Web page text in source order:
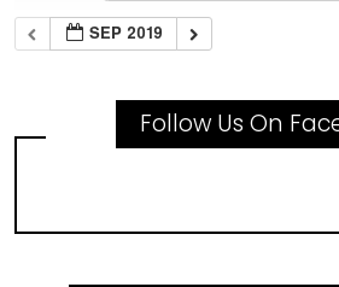
SEP 2019
Follow Us On